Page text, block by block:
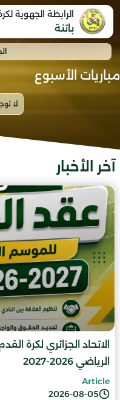
الرابطة الجهوية
باتنة
مباريات الأسبوع
آخر الأخبار
الاتحاد الجزائري لكرة
الرياضي 2026-2027
2026-08-05
Article